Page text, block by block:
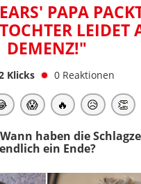
PAPA
LEIDET
DEMENZ!"
Klicks 0 Reaktionen
😱 🔥 😥 👏
Wann haben die
ein Ende?